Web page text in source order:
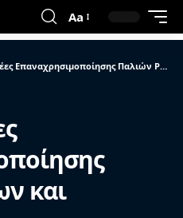
Aa
Παλιών Ρούχων και Υφασμάτων
και